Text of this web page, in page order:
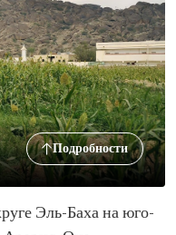
Подробности
Эль-Баха на юго-